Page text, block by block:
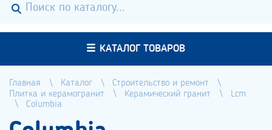
КАТАЛОГ ТОВАРОВ
Главная Каталог
Строительство и ремонт
Плитка и керамогранит
Керамический гранит
Lcm
Columbia